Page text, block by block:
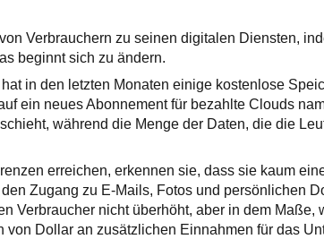
Verbrauchern zu seinen digitalen Diensten,
beginnt sich zu ändern.
in den letzten Monaten einige kostenlose
ein neues Abonnement für bezahlte Clouds
während die Menge der Daten, die die
erreichen, erkennen sie, dass sie kaum
Zugang zu E-Mails, Fotos und persönlichen
Verbraucher nicht überhöht, aber in dem Maße,
von Dollar an zusätzlichen Einnahmen für das